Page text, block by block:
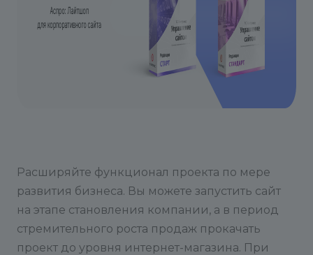
Расширяйте функционал проекта по мере
развития бизнеса. Вы можете запустить сайт
на этапе становления компании, а в период
стремительного роста продаж прокачать
проект до уровня интернет-магазина. При